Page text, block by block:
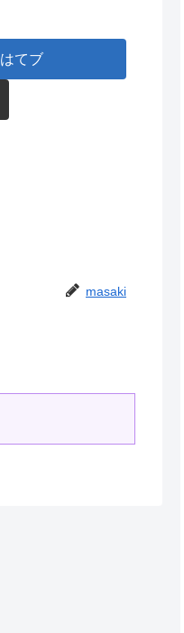
はてブ
masaki